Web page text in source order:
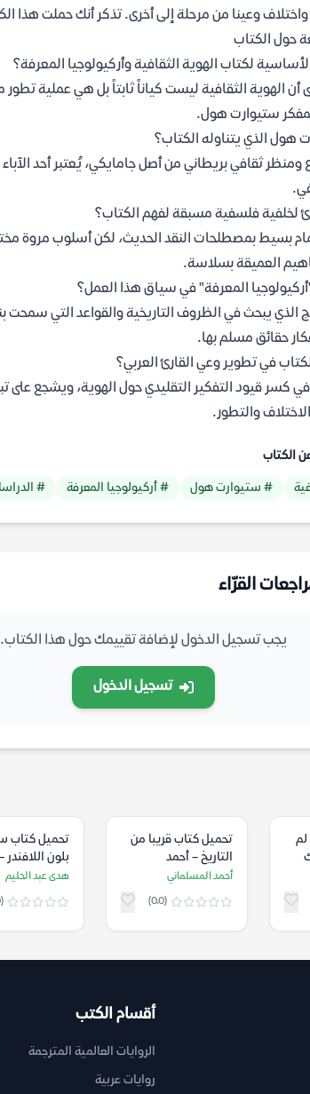
وعينا من مرحلة إلى أخرى. تذكر أنك حملت هذا
حول الكتاب
لكتاب الهوية الثقافية وأركيولوجيا المعرفة؟
أن الهوية الثقافية ليست كياناً ثابتاً بل هي عملية
ستيوارت هول.
هول الذي يتناوله الكتاب؟
ومنظر ثقافي بريطاني من أصل جامايكي، يُعتبر أحد
لخلفية فلسفية مسبقة لفهم الكتاب؟
بسيط بمصطلحات النقد الحديث، لكن أسلوب مروة
العميقة بسلاسة.
المعرفة" في سياق هذا العمل؟
الذي يبحث في الظروف التاريخية والقواعد التي
حقائق مسلم بها.
في تطوير وعي القارئ العربي؟
كسر قيود التفكير التقليدي حول الهوية، ويشجع على
والتطور.
الكتاب
# ستيوارت هول # أركيولوجيا المعرفة #
القرّاء
يجب تسجيل الدخول لإضافة تقييمك حول هذا الكتاب.
تسجيل الدخول
لم
تحميل كتاب قريبا من
التاريخ – أحمد
المسلماني
أحمد المسلماني
(0.0)
تحميل كتاب
بلون
عبد الحليم
هدى عبد الحليم
(0.0)
أقسام الكتب
الروايات العالمية المترجمة
روايات عربية